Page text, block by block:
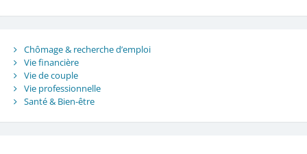
Chômage & recherche d’emploi
Vie financière
Vie de couple
Vie professionnelle
Santé & Bien-être